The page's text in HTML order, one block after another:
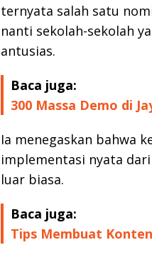
ternyata salah satu
nanti sekolah-sekolah
antusias.
Baca juga:
300 Massa Demo di
Ia menegaskan bahwa
implementasi nyata
luar biasa.
Baca juga:
Tips Membuat